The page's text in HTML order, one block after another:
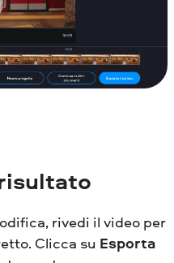
rivedi il video per
Clicca su Esporta